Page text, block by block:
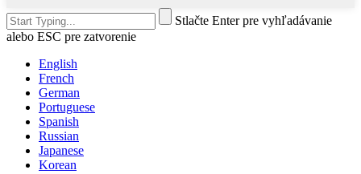
Stlačte Enter pre vyhľadávanie
alebo ESC pre zatvorenie
English
French
German
Portuguese
Spanish
Russian
Japanese
Korean